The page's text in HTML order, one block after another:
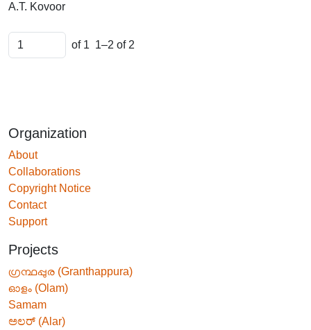
A.T. Kovoor
of 1 1–2 of 2
Organization
About
Collaborations
Copyright Notice
Contact
Support
Projects
ഗ്രന്ഥപ്പുര (Granthappura)
ഓളം (Olam)
Samam
ಅಲರ್ (Alar)